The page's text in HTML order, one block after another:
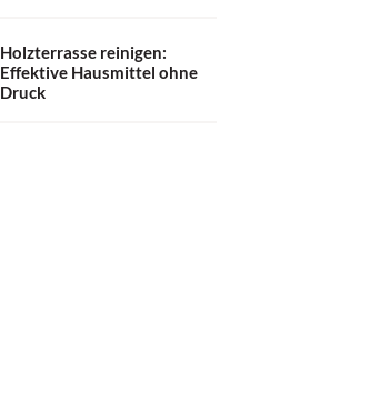
Holzterrasse reinigen:
Effektive Hausmittel ohne
Druck